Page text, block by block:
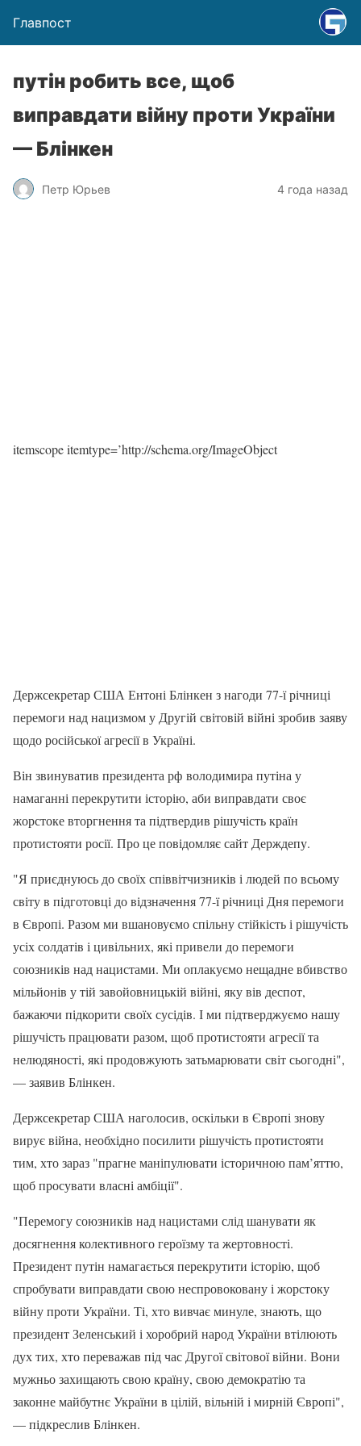
Главпост
путін робить все, щоб
виправдати війну проти України
— Блінкен
Петр Юрьев 4 года назад
itemscope itemtype=’http://schema.org/ImageObject
Держсекретар США Ентоні Блінкен з нагоди 77-ї річниці
перемоги над нацизмом у Другій світовій війні зробив заяву
щодо російської агресії в Україні.
Він звинуватив президента рф володимира путіна у
намаганні перекрутити історію, аби виправдати своє
жорстоке вторгнення та підтвердив рішучість країн
протистояти росії. Про це повідомляє сайт Держдепу.
"Я приєднуюсь до своїх співвітчизників і людей по всьому
світу в підготовці до відзначення 77-ї річниці Дня перемоги
в Європі. Разом ми вшановуємо спільну стійкість і рішучість
усіх солдатів і цивільних, які привели до перемоги
союзників над нацистами. Ми оплакуємо нещадне вбивство
мільйонів у тій завойовницькій війні, яку вів деспот,
бажаючи підкорити своїх сусідів. І ми підтверджуємо нашу
рішучість працювати разом, щоб протистояти агресії та
нелюдяності, які продовжують затьмарювати світ сьогодні",
— заявив Блінкен.
Держсекретар США наголосив, оскільки в Європі знову
вирує війна, необхідно посилити рішучість протистояти
тим, хто зараз "прагне маніпулювати історичною пам’яттю,
щоб просувати власні амбіції".
"Перемогу союзників над нацистами слід шанувати як
досягнення колективного героїзму та жертовності.
Президент путін намагається перекрутити історію, щоб
спробувати виправдати свою неспровоковану і жорстоку
війну проти України. Ті, хто вивчає минуле, знають, що
президент Зеленський і хоробрий народ України втілюють
дух тих, хто переважав під час Другої світової війни. Вони
мужньо захищають свою країну, свою демократію та
законне майбутнє України в цілій, вільній і мирній Європі",
— підкреслив Блінкен.